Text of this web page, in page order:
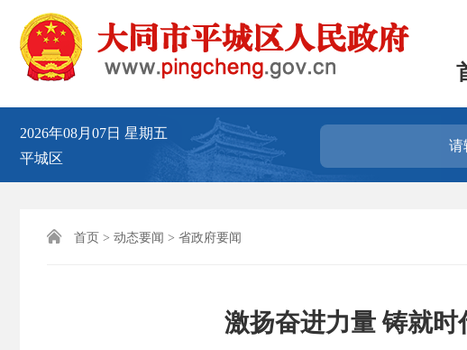
2026年08月07日 星期五
平城区
 首页 > 动态要闻 > 省政府要闻
激扬奋进力量 铸就